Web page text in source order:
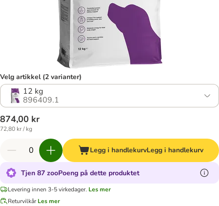
Velg artikkel (2 varianter)
12 kg
896409.1
874,00 kr
72,80 kr / kg
Legg i handlekurvLegg i handlekurv
Tjen 87 zooPoeng på dette produktet
Levering innen 3-5 virkedager. Les mer
Returvilkår Les mer